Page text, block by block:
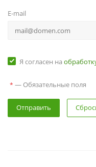
E-mail
Я согласен на
* — Обязательные поля